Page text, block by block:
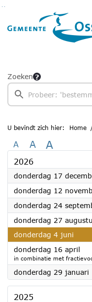
Ga naar de inhoud van deze
Ga naar het zoeken
Ga naar het menu
Zoeken
U bevindt zich hier: Home
A A A
2026
donderdag 17
donderdag 12
donderdag 24
donderdag 27
donderdag 4 juni
donderdag 16 april
in combinatie met
donderdag 29 januari
2025